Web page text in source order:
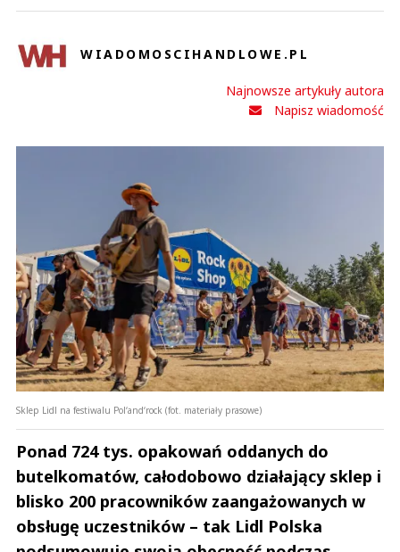
WIADOMOSCIHANDLOWE.PL
Najnowsze artykuły autora
Napisz wiadomość
Sklep Lidl na festiwalu Pol‘and‘rock (fot. materiały prasowe)
Ponad 724 tys. opakowań oddanych do
butelkomatów, całodobowo działający sklep i
blisko 200 pracowników zaangażowanych w
obsługę uczestników – tak Lidl Polska